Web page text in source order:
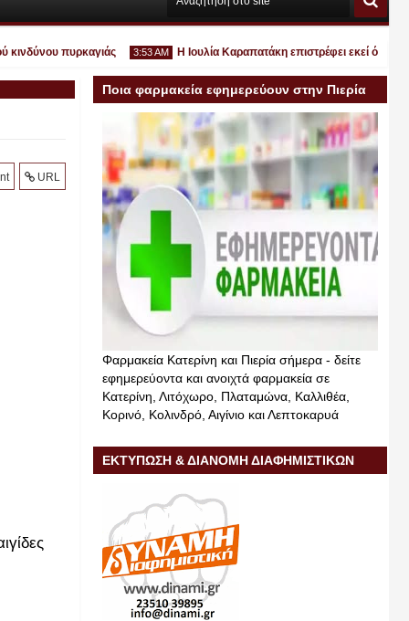
πυρκαγιάς 3:53 AM
30 Ιουλ
2026
Η Ιουλία Καραπατάκη επιστρέφει εκεί όπου
URL
Ποια φαρμακεία εφημερεύουν στην Πιερία
σήμερα
Φαρμακεία Κατερίνη και Πιερία σήμερα - δείτε
εφημερεύοντα και ανοιχτά φαρμακεία σε
Κατερίνη, Λιτόχωρο, Πλαταμώνα, Καλλιθέα,
Κορινό, Κολινδρό, Αιγίνιο και Λεπτοκαρυά
ΕΚΤΥΠΩΣΗ & ΔΙΑΝΟΜΗ ΔΙΑΦΗΜΙΣΤΙΚΩΝ